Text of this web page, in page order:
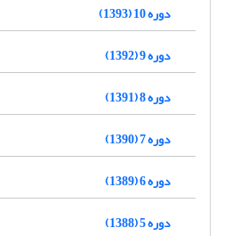
دوره 10 (1393)
دوره 9 (1392)
دوره 8 (1391)
دوره 7 (1390)
دوره 6 (1389)
دوره 5 (1388)